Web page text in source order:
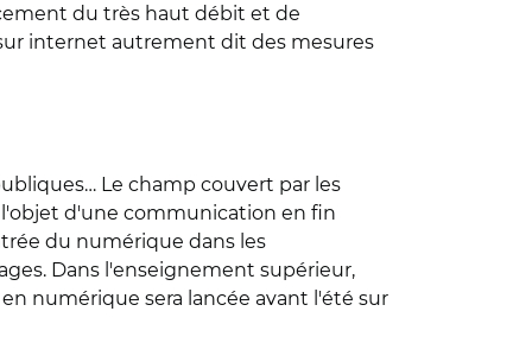
du très haut débit et de
internet autrement dit des mesures
Le champ couvert par les
l'objet d'une communication en fin
du numérique dans les
Dans l'enseignement supérieur,
numérique sera lancée avant l'été sur